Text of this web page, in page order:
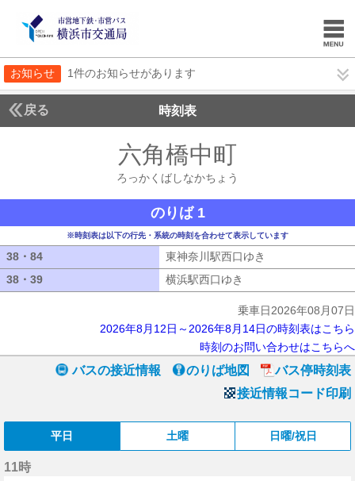
お知らせ 1件のお知らせがあります
戻る 時刻表
六角橋中町
ろっかくばしなかちょう
のりば 1
※時刻表は以下の行先・系統の時刻を合わせて表示しています
38・84 東神奈川駅西口ゆき
38・39
横浜駅西口ゆき
乗車日2026年08月07日
2026年8月12日～2026年8月14日の時刻表はこちら
時刻のお問い合わせはこちらへ
バスの接近情報 のりば地図
バス停時刻表
接近情報コード印刷
平日 土曜 日曜/祝日
11時